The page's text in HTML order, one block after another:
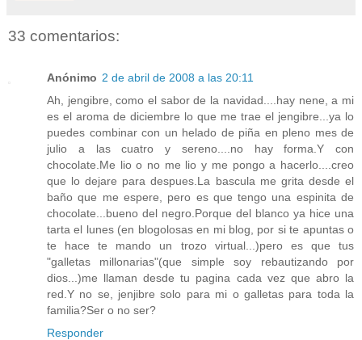
33 comentarios:
Anónimo 2 de abril de 2008 a las 20:11
Ah, jengibre, como el sabor de la navidad....hay nene, a mi
es el aroma de diciembre lo que me trae el jengibre...ya lo
puedes combinar con un helado de piña en pleno mes de
julio a las cuatro y sereno....no hay forma.Y con
chocolate.Me lio o no me lio y me pongo a hacerlo....creo
que lo dejare para despues.La bascula me grita desde el
baño que me espere, pero es que tengo una espinita de
chocolate...bueno del negro.Porque del blanco ya hice una
tarta el lunes (en blogolosas en mi blog, por si te apuntas o
te hace te mando un trozo virtual...)pero es que tus
"galletas millonarias"(que simple soy rebautizando por
dios...)me llaman desde tu pagina cada vez que abro la
red.Y no se, jenjibre solo para mi o galletas para toda la
familia?Ser o no ser?
Responder